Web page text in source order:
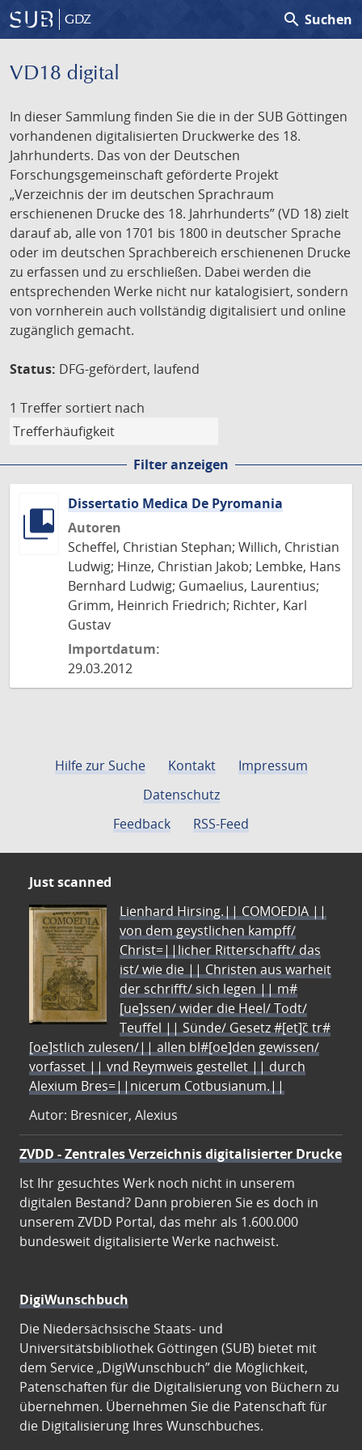
GDZ search Suchen
VD18 digital
In dieser Sammlung finden Sie die in der SUB Göttingen
vorhandenen digitalisierten Druckwerke des 18.
Jahrhunderts. Das von der Deutschen
Forschungsgemeinschaft geförderte Projekt
„Verzeichnis der im deutschen Sprachraum
erschienenen Drucke des 18. Jahrhunderts” (VD 18) zielt
darauf ab, alle von 1701 bis 1800 in deutscher Sprache
oder im deutschen Sprachbereich erschienenen Drucke
zu erfassen und zu erschließen. Dabei werden die
entsprechenden Werke nicht nur katalogisiert, sondern
von vornherein auch vollständig digitalisiert und online
zugänglich gemacht.
Status: DFG-gefördert, laufend
1 Treffer sortiert nach
Filter anzeigen
Dissertatio Medica De Pyromania
Autoren
Scheffel, Christian Stephan; Willich, Christian
Ludwig; Hinze, Christian Jakob; Lembke, Hans
Bernhard Ludwig; Gumaelius, Laurentius;
Grimm, Heinrich Friedrich; Richter, Karl
Gustav
Importdatum:
29.03.2012
Hilfe zur Suche Kontakt
Impressum
Datenschutz
Feedback
RSS-Feed
Just scanned
Lienhard Hirsing.|| COMOEDIA ||
von dem geystlichen kampff/
Christ=||licher Ritterschafft/ das
ist/ wie die || Christen aus warheit
der schrifft/ sich legen || m#
[ue]ssen/ wider die Heel/ Todt/
Teuffel || Sünde/ Gesetz #[et]c̃ tr#
[oe]stlich zulesen/|| allen bl#[oe]den gewissen/
vorfasset || vnd Reymweis gestellet || durch
Alexium Bres=||nicerum Cotbusianum.||
Autor: Bresnicer, Alexius
ZVDD - Zentrales Verzeichnis digitalisierter Drucke
Ist Ihr gesuchtes Werk noch nicht in unserem
digitalen Bestand? Dann probieren Sie es doch in
unserem ZVDD Portal, das mehr als 1.600.000
bundesweit digitalisierte Werke nachweist.
DigiWunschbuch
Die Niedersächsische Staats- und
Universitätsbibliothek Göttingen (SUB) bietet mit
dem Service „DigiWunschbuch” die Möglichkeit,
Patenschaften für die Digitalisierung von Büchern zu
übernehmen. Übernehmen Sie die Patenschaft für
die Digitalisierung Ihres Wunschbuches.